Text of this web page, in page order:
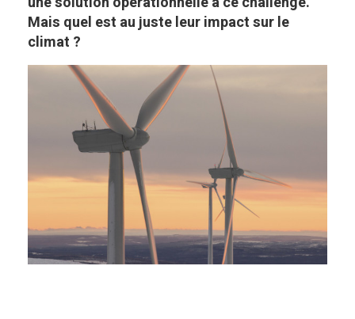
Mais quel est au juste leur impact sur le
climat ?